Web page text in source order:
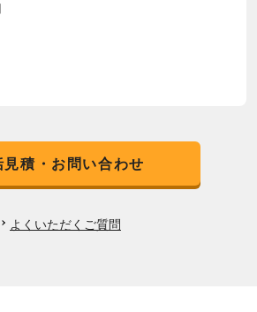
見積・お問い合わせ
よくいただくご質問